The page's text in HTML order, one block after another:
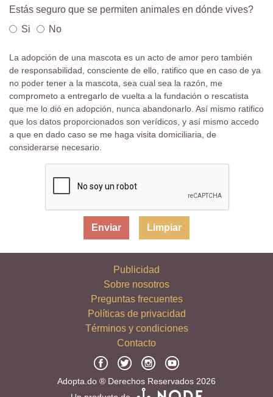
Estás seguro que se permiten animales en dónde vives?
Si
No
La adopción de una mascota es un acto de amor pero también
de responsabilidad, consciente de ello, ratifico que en caso de ya
no poder tener a la mascota, sea cual sea la razón, me
comprometo a entregarlo de vuelta a la fundación o rescatista
que me lo dió en adopción, nunca abandonarlo. Así mismo ratifico
que los datos proporcionados son verídicos, y así mismo accedo
a que en dado caso se me haga visita domiciliaria, de
considerarse necesario.
Limpiar
Publicidad
Sobre nosotros
Preguntas frecuentes
Políticas de privacidad
Términos y condiciones
Contacto
Adopta.do ® Derechos Reservados 2026